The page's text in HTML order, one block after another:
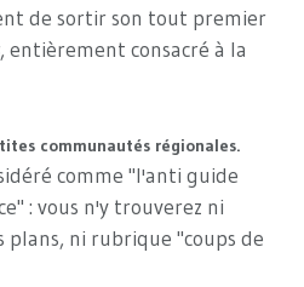
de sortir son tout premier
, entièrement consacré à la
communautés régionales.
comme "l'anti guide
: vous n'y trouverez ni
plans, ni rubrique "coups de